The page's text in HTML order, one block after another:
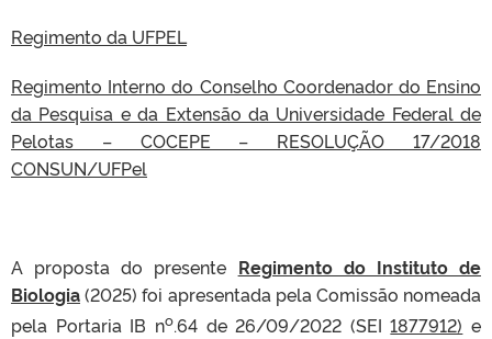
Regimento da UFPEL
Regimento Interno do Conselho Coordenador do Ensino
da Pesquisa e da Extensão da Universidade Federal de
Pelotas – COCEPE – RESOLUÇÃO 17/2018
CONSUN/UFPel
A proposta do presente Regimento do Instituto de
Biologia(2025) foi apresentada pela Comissão nomeada
pela Portaria IB no.64 de 26/09/2022 (SEI1877912) e